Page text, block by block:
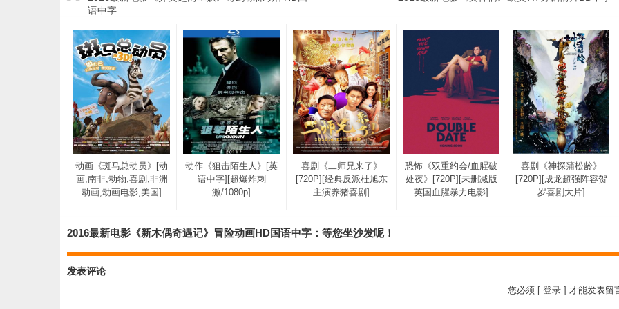
语中字
动画《斑马总动员》[动
画,南非,动物,喜剧,非洲
动画,动画电影,美国]
动作《狙击陌生人》[英
语中字][超爆炸刺
激/1080p]
喜剧《二师兄来了》
[720P][经典反派杜旭东
主演养猪喜剧]
恐怖《双重约会/血腥破
处夜》[720P][未删减版
英国血腥暴力电影]
喜剧《神探蒲松龄》
[720P][成龙超强阵容贺
岁喜剧大片]
2016最新电影《新木偶奇遇记》冒险动画HD国语中字：等您坐沙发呢！
发表评论
您必须 [ 登录 ] 才能发表留